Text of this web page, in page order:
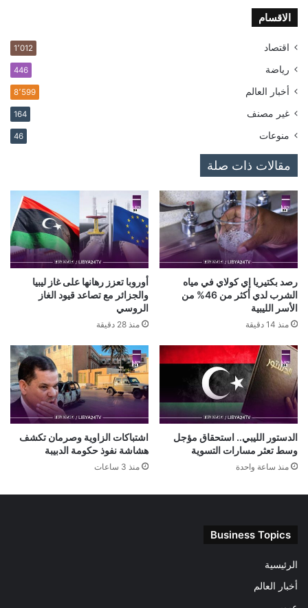
الاقسام
اقتصاد 1٬012
رياضة 446
أخبار العالم 8٬599
غير مصنف 164
منوعات 46
مقالات ذات صلة
رصد بكتيريا إي كولاي في مياه
الشرب لدي أكثر من 46% من
الأسر الليبية
منذ 14 دقيقة
أوروبا تعزز رهانها على غاز ليبيا
والجزائر مع تصاعد قيود الغاز
الروسي
منذ 28 دقيقة
الدستور الليبي.. استحقاق مؤجل
وسط تعثر مسارات التسوية
منذ ساعة واحدة
اشتباكات الزاوية وصرمان تكشف
هشاشة نفوذ حكومة الدبيبة
منذ 3 ساعات
Business Topics
الرئيسية
أخبار العالم